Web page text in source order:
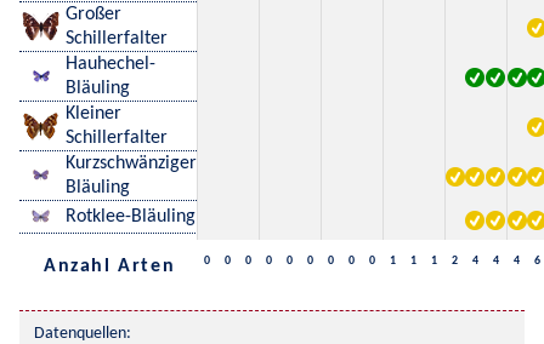
Großer
Schillerfalter
Hauhechel-
Bläuling
Kleiner
Schillerfalter
Kurzschwänziger
Bläuling
Rotklee-Bläuling
Anzahl Arten 0 0 0 0 0 0 0 0 0 1 1 1 2 4 4 4 6
Datenquellen: